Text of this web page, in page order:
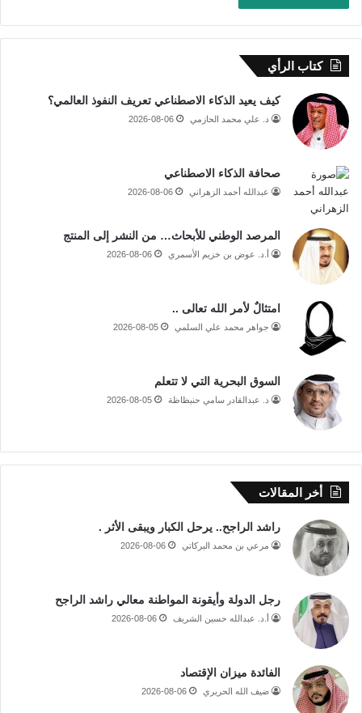
كتاب الرأي
كيف يعيد الذكاء الاصطناعي تعريف النفوذ العالمي؟
د. علي محمد الحازمي 2026-08-06
صحافة الذكاء الاصطناعي
عبدالله أحمد الزهراني 2026-08-06
المرصد الوطني للأبحاث… من النشر إلى المنتج
أ.د. عوض بن خزيم الأسمري 2026-08-06
امتثالٌ لأمر الله تعالى ..
جواهر محمد علي السلمي 2026-08-05
السوق البحرية التي لا تتعلم
د. عبدالقادر سامي حنبظاظة 2026-08-05
أخر المقالات
راشد الراجح.. يرحل الكبار ويبقى الأثر .
مرعي بن محمد البركاتي 2026-08-06
رجل الدولة وأيقونة المواطنة معالي راشد الراجح
أ.د. عبدالله حسين الشريف 2026-08-06
الفائدة ميزان الإقتصاد
ضيف الله الحريري 2026-08-06